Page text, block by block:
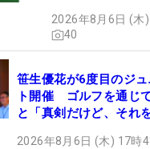
2026年8月6日 (木
40
笹生優花が6度目のジ
ト開催 ゴルフを通じ
と「真剣だけど、それ
2026年8月6日 (木) 17時